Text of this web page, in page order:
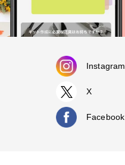
Instagram
X
Facebook